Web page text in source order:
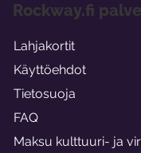
Rockway.fi
Lahjakortit
Käyttöehdot
Tietosuoja
FAQ
Maksu kulttuuri- ja